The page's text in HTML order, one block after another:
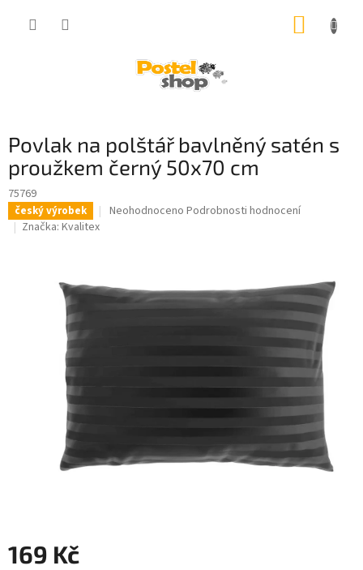
Povlak na polštář bavlněný satén s
proužkem černý 50x70 cm
75769
český výrobek
Průměrné
z
Neohodnoceno Podrobnosti hodnocení
Značka: Kvalitex
169 Kč